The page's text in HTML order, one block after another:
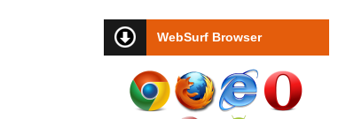
WebSurf Browser